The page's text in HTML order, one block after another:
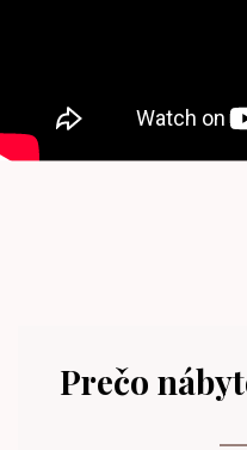
Prečo